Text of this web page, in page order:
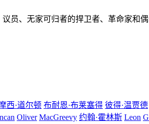
员、无家可归者的捍卫者、革命家
西·道尔顿 布耐恩·布莱塞得 彼得·温贾德
Oliver MacGreevy 约翰·霍林斯 Leon